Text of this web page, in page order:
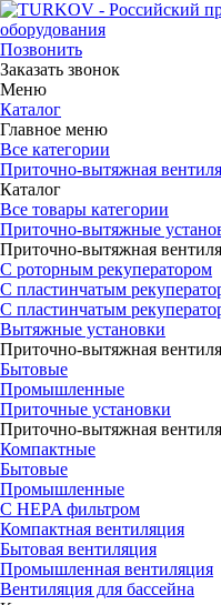
Позвонить
Заказать звонок
Меню
Каталог
Главное меню
Все категории
Приточно-вытяжная
Каталог
Все товары категории
Приточно-вытяжные
Приточно-вытяжная
С роторным рекуператором
С пластинчатым
С пластинчатым
Вытяжные установки
Приточно-вытяжная
Бытовые
Промышленные
Приточные установки
Приточно-вытяжная
Компактные
Бытовые
Промышленные
С HEPA фильтром
Компактная вентиляция
Бытовая вентиляция
Промышленная вентиляция
Вентиляция для бассейна